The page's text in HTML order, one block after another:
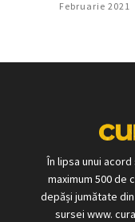
Februarie 2021
În lipsa unui
maximum 500 de
depăși jumătate
sursei www.